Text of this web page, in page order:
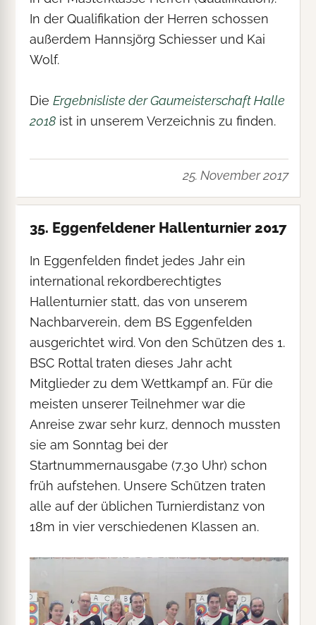
In der Qualifikation der Herren schossen
außerdem Hannsjörg Schiesser und Kai
Wolf.
DieErgebnisliste der Gaumeisterschaft Halle
2018 ist in unserem Verzeichnis zu finden.
25. November 2017
35. Eggenfeldener Hallenturnier 2017
In Eggenfelden findet jedes Jahr ein
international rekordberechtigtes
Hallenturnier statt, das von unserem
Nachbarverein, dem BS Eggenfelden
ausgerichtet wird. Von den Schützen des 1.
BSC Rottal traten dieses Jahr acht
Mitglieder zu dem Wettkampf an. Für die
meisten unserer Teilnehmer war die
Anreise zwar sehr kurz, dennoch mussten
sie am Sonntag bei der
Startnummernausgabe (7.30 Uhr) schon
früh aufstehen. Unsere Schützen traten
alle auf der üblichen Turnierdistanz von
18m in vier verschiedenen Klassen an.